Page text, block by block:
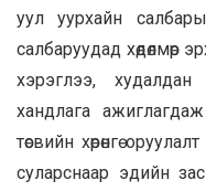
уул уурхайн
салбаруудад хөдөлмөр
хэрэглээ,
хандлага
төсвийн хөрөнгө
суларснаар эдийн